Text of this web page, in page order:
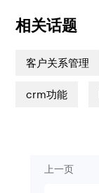
相关话题
客户关系管理
crm功能
上一页